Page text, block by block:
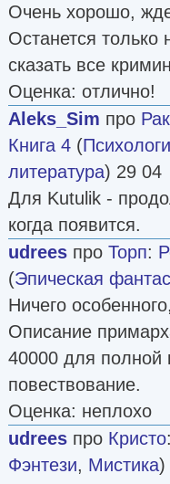
Очень хорошо,
Останется только
сказать все
Оценка: отлично!
Aleks_Sim про
Книга 4 (
литература) 29 04
Для Kutulik -
когда появится.
udrees про Торп:
(Эпическая
Ничего
Описание
40000 для полной
повествование.
Оценка: неплохо
udrees про Кристо:
Фэнтези, Мистика)